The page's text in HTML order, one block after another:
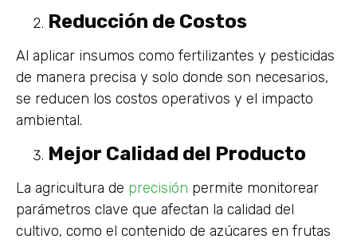
Reducción de Costos
Al aplicar insumos como fertilizantes y pesticidas
de manera precisa y solo donde son necesarios,
se reducen los costos operativos y el impacto
ambiental.
Mejor Calidad del Producto
La agricultura de precisión permite monitorear
parámetros clave que afectan la calidad del
cultivo, como el contenido de azúcares en frutas